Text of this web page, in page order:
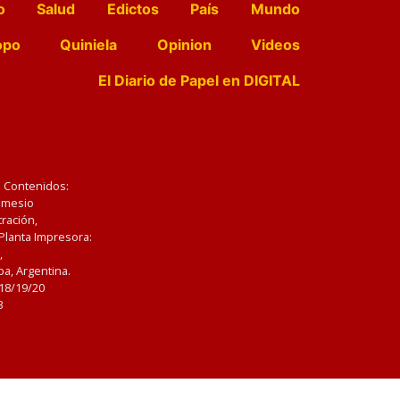
Salud Edictos País
Mundo
Quiniela Opinion
Videos
El Diario de Papel en DIGITAL
Impresora:
Argentina.
19/20